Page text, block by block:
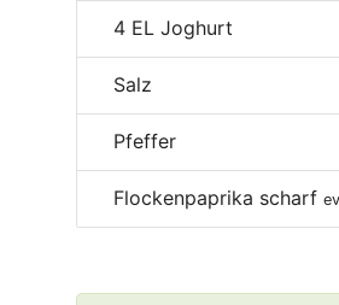
4 EL Joghurt
Salz
Pfeffer
Flockenpaprika scharf